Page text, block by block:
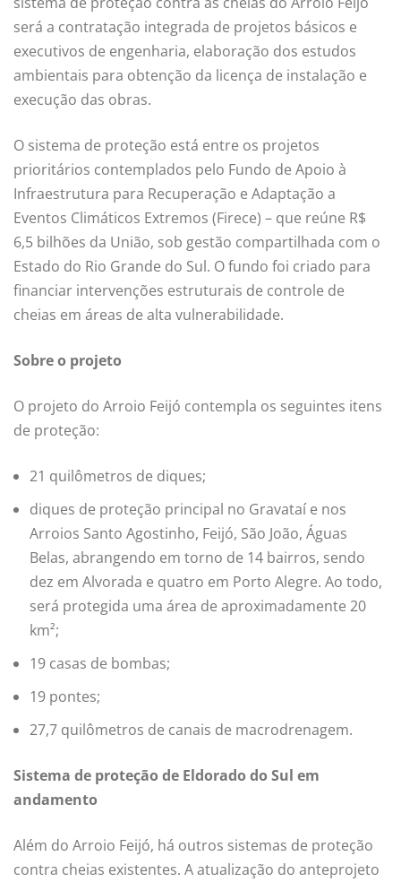
será a contratação integrada de projetos básicos e
executivos de engenharia, elaboração dos estudos
ambientais para obtenção da licença de instalação e
execução das obras.
O sistema de proteção está entre os projetos
prioritários contemplados pelo Fundo de Apoio à
Infraestrutura para Recuperação e Adaptação a
Eventos Climáticos Extremos (Firece) – que reúne R$
6,5 bilhões da União, sob gestão compartilhada com o
Estado do Rio Grande do Sul. O fundo foi criado para
financiar intervenções estruturais de controle de
cheias em áreas de alta vulnerabilidade.
Sobre o projeto
O projeto do Arroio Feijó contempla os seguintes itens
de proteção:
21 quilômetros de diques;
diques de proteção principal no Gravataí e nos
Arroios Santo Agostinho, Feijó, São João, Águas
Belas, abrangendo em torno de 14 bairros, sendo
dez em Alvorada e quatro em Porto Alegre. Ao todo,
será protegida uma área de aproximadamente 20
km²;
19 casas de bombas;
19 pontes;
27,7 quilômetros de canais de macrodrenagem.
Sistema de proteção de Eldorado do Sul em
andamento
Além do Arroio Feijó, há outros sistemas de proteção
contra cheias existentes. A atualização do anteprojeto